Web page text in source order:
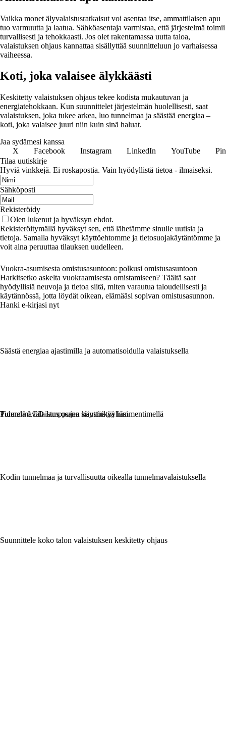
Vaikka monet älyvalaistusratkaisut voi asentaa itse, ammattilaisen apu
tuo varmuutta ja laatua. Sähköasentaja varmistaa, että järjestelmä toimii
turvallisesti ja tehokkaasti. Jos olet rakentamassa uutta taloa,
valaistuksen ohjaus kannattaa sisällyttää suunnitteluun jo varhaisessa
vaiheessa.
Koti, joka valaisee älykkäästi
Keskitetty valaistuksen ohjaus tekee kodista mukautuvan ja
energiatehokkaan. Kun suunnittelet järjestelmän huolellisesti, saat
valaistuksen, joka tukee arkea, luo tunnelmaa ja säästää energiaa –
koti, joka valaisee juuri niin kuin sinä haluat.
Jaa sydämesi kanssa
X
Facebook Instagram LinkedIn YouTube
Tilaa uutiskirje
Hyviä vinkkejä. Ei roskapostia. Vain hyödyllistä tietoa - ilmaiseksi.
Sähköposti
Rekisteröidy
Olen lukenut ja hyväksyn ehdot.
Rekisteröitymällä hyväksyt sen, että lähetämme sinulle uutisia ja
tietoja. Samalla hyväksyt käyttöehtomme ja tietosuojakäytäntömme ja
voit aina peruuttaa tilauksen uudelleen.
Vuokra-asumisesta omistusasuntoon: polkusi omistusasuntoon
Harkitsetko askelta vuokraamisesta omistamiseen? Täältä saat
hyödyllisiä neuvoja ja tietoa siitä, miten varautua taloudellisesti ja
käytännössä, jotta löydät oikean, elämääsi sopivan omistusasunnon.
Hanki e-kirjasi nyt
Säästä energiaa ajastimilla ja automatisoidulla valaistuksella
Tunnelmavalaistus osana sisustustyyliäsi
Kodin tunnelmaa ja turvallisuutta oikealla tunnelmavalaistuksella
Suunnittele koko talon valaistuksen keskitetty ohjaus
Pidennä LED-lamppujen käyttöikää himmentimellä